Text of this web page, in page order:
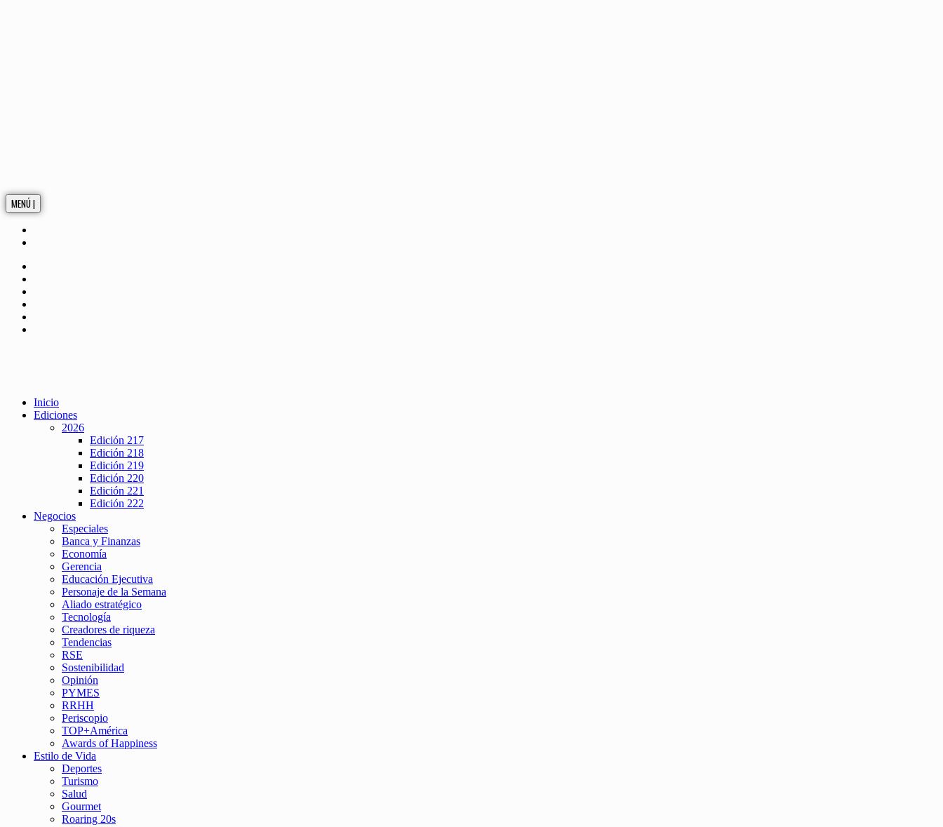
MENÚ |
Inicio
Ediciones
2026
Edición 217
Edición 218
Edición 219
Edición 220
Edición 221
Edición 222
Negocios
Especiales
Banca y Finanzas
Economía
Gerencia
Educación Ejecutiva
Personaje de la Semana
Aliado estratégico
Tecnología
Creadores de riqueza
Tendencias
RSE
Sostenibilidad
Opinión
PYMES
RRHH
Periscopio
TOP+América
Awards of Happiness
Estilo de Vida
Deportes
Turismo
Salud
Gourmet
Roaring 20s